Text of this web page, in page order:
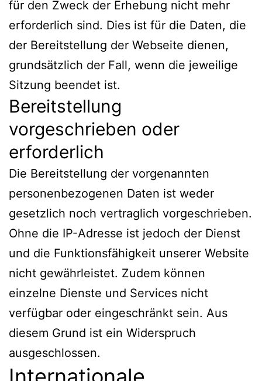
für den Zweck der Erhebung nicht mehr
erforderlich sind. Dies ist für die Daten, die
der Bereitstellung der Webseite dienen,
grundsätzlich der Fall, wenn die jeweilige
Sitzung beendet ist.
Bereitstellung
vorgeschrieben oder
erforderlich
Die Bereitstellung der vorgenannten
personenbezogenen Daten ist weder
gesetzlich noch vertraglich vorgeschrieben.
Ohne die IP-Adresse ist jedoch der Dienst
und die Funktionsfähigkeit unserer Website
nicht gewährleistet. Zudem können
einzelne Dienste und Services nicht
verfügbar oder eingeschränkt sein. Aus
diesem Grund ist ein Widerspruch
ausgeschlossen.